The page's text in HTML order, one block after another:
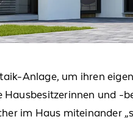
-Anlage, um ihren
Hausbesitzerinnen und -
im Haus miteinander „